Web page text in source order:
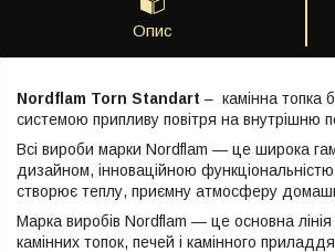
Опис
Nordflam Torn Standart – камінна топка
системою припливу повітря на
Всі вироби марки Nordflam — це широка
дизайном, інноваційною
створює теплу, приємну атмосферу
Марка виробів Nordflam — це основна лінія
камінних топок, печей і камінного